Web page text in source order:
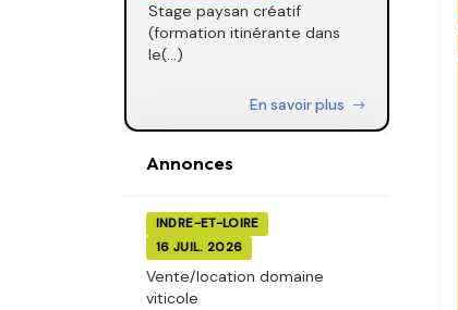
Stage paysan créatif
(formation itinérante dans
le(...)
En savoir plus
Annonces
INDRE-ET-LOIRE
16 JUIL. 2026
Vente/location domaine
viticole